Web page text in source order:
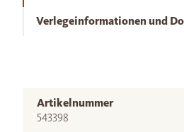
Verlegeinformationen und
Artikelnummer
543398